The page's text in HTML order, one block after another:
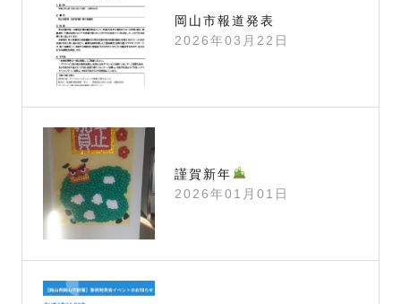
岡山市報道発表
2026年03月22日
謹賀新年
2026年01月01日